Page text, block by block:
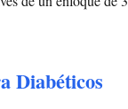
Diabéticos